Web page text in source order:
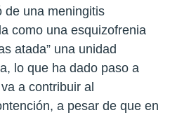
de una meningitis
como una esquizofrenia
atada” una unidad
lo que ha dado paso a
a contribuir al
a pesar de que en